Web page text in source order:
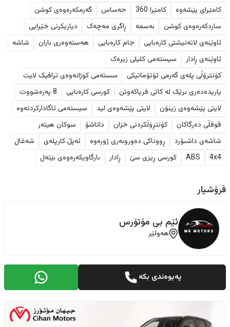
کامێرای پێشەوە
کامێرا 360 حەساس
گەرمکەرەوەی کوشن
ساردکەرەوەی کوشن
بەسمە ڕاگری مەچەک
دیاریکرنی خێرایی
ئاوێنەی لاتەنیشتی کارەبایی
جام کارەبایی هەستەوەری باران
شاشە
ئاوێنەی ڕادار
سیستەمی کلیلی زیرەک
کۆنترۆڵی پلەی گەرمی ئۆتۆماتیکی
سستەمی کوژانەوەی ترافیک لایت
یاریدەدەری برێک لە کاتی فریاکەوتن
کورسی کارەبایی
8 پەرەشووت
لایتی پێشەوەی زینۆن
لایتی پێشەوەی لید
سیستەمی ئاگادارکردنەوە
قوفڵی دەرگاکان
کۆنتڕۆڵکردنی خزان داتاشۆ
سوکان هیتەر
شاشەی داشبۆرد
ڕووناکی دەوروبەری ژورەوە ئەپڵ کارپلەی
شەغال
4x4
ABS کورسی ڕیزی سێ ڕادار بارگاویکەرەوەی بێتەل
فرۆشیار
ئێم بی مۆتۆرس
هەولێر
پەیوەندی بکە